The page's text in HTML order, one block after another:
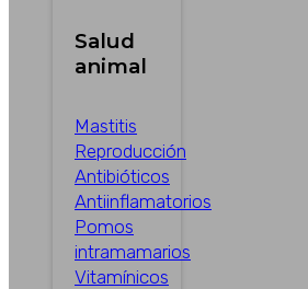
Salud
animal
Mastitis
Reproducción
Antibióticos
Antiinflamatorios
Pomos
intramamarios
Vitamínicos